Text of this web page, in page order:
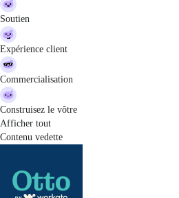
Soutien
Expérience client
Commercialisation
Construisez le vôtre
Afficher tout
Contenu vedette